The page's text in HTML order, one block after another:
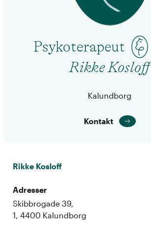
Psykoterapeut
Rikke Kosloff
Kalundborg
Kontakt
Rikke Kosloff
Adresser
Skibbrogade 39,
1, 4400 Kalundborg